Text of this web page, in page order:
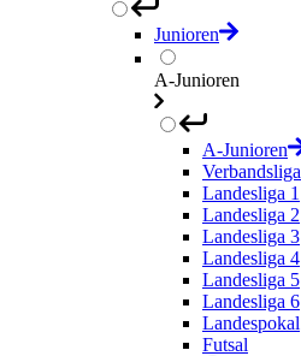
Junioren
A-Junioren
A-Junioren
Verbandsliga
Landesliga 1
Landesliga 2
Landesliga 3
Landesliga 4
Landesliga 5
Landesliga 6
Landespokal
Futsal